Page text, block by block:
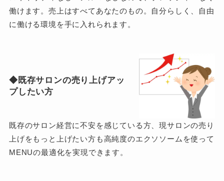
働けます。売上はすべてあなたのもの。自分らしく、自由
に働ける環境を手に入れられます。
◆既存サロンの売り上げアッ
プしたい方
既存のサロン経営に不安を感じている方、現サロンの売り
上げをもっと上げたい方も高純度のエクソソームを使って
MENUの最適化を実現できます。